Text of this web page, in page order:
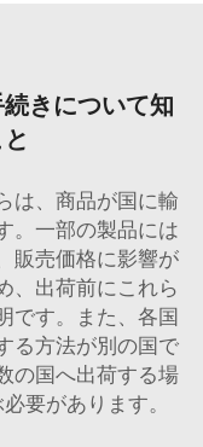
きについて知
は、商品が国に輸
。一部の製品には
販売価格に影響が
、出荷前にこれら
です。また、各国
る方法が別の国で
の国へ出荷する場
要があります。